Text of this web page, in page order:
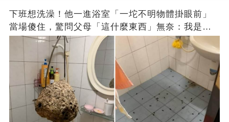
下班想洗澡！他一進浴室「一坨不明物體掛眼前」
當場傻住，驚問父母「這什麼東西」無奈：我是親
生的嗎？